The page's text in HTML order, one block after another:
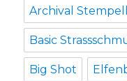
Archival
Basic
Big Shot